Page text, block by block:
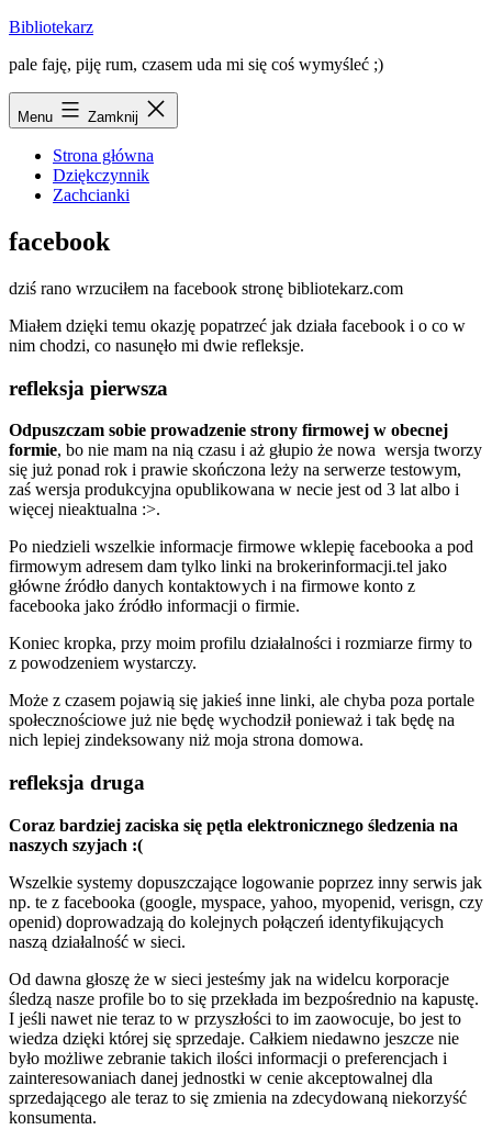
Przejdź
treści
Bibliotekarz
pale faję, piję rum, czasem uda mi się coś wymyśleć ;)
Menu Zamknij
Strona główna
Dziękczynnik
Zachcianki
facebook
dziś rano wrzuciłem na facebook stronę bibliotekarz.com
Miałem dzięki temu okazję popatrzeć jak działa facebook i o co w
nim chodzi, co nasunęło mi dwie refleksje.
refleksja pierwsza
Odpuszczam sobie prowadzenie strony firmowej w obecnej
formie, bo nie mam na nią czasu i aż głupio że nowa wersja tworzy
się już ponad rok i prawie skończona leży na serwerze testowym,
zaś wersja produkcyjna opublikowana w necie jest od 3 lat albo i
więcej nieaktualna :>.
Po niedzieli wszelkie informacje firmowe wklepię facebooka a pod
firmowym adresem dam tylko linki na brokerinformacji.tel jako
główne źródło danych kontaktowych i na firmowe konto z
facebooka jako źródło informacji o firmie.
Koniec kropka, przy moim profilu działalności i rozmiarze firmy to
z powodzeniem wystarczy.
Może z czasem pojawią się jakieś inne linki, ale chyba poza portale
społecznościowe już nie będę wychodził ponieważ i tak będę na
nich lepiej zindeksowany niż moja strona domowa.
refleksja druga
Coraz bardziej zaciska się pętla elektronicznego śledzenia na
naszych szyjach :(
Wszelkie systemy dopuszczające logowanie poprzez inny serwis jak
np. te z facebooka (google, myspace, yahoo, myopenid, verisgn, czy
openid) doprowadzają do kolejnych połączeń identyfikujących
naszą działalność w sieci.
Od dawna głoszę że w sieci jesteśmy jak na widelcu korporacje
śledzą nasze profile bo to się przekłada im bezpośrednio na kapustę.
I jeśli nawet nie teraz to w przyszłości to im zaowocuje, bo jest to
wiedza dzięki której się sprzedaje. Całkiem niedawno jeszcze nie
było możliwe zebranie takich ilości informacji o preferencjach i
zainteresowaniach danej jednostki w cenie akceptowalnej dla
sprzedającego ale teraz to się zmienia na zdecydowaną niekorzyść
konsumenta.